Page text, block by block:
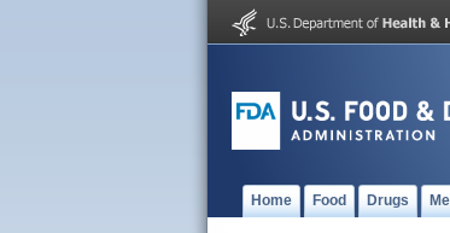
Home Food Drugs